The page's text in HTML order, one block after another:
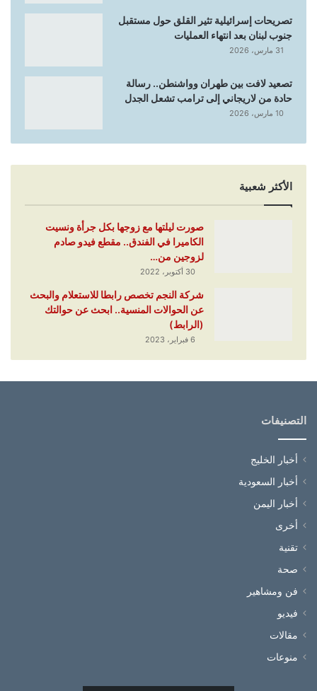
تصريحات إسرائيلية تثير القلق حول مستقبل
جنوب لبنان بعد انتهاء العمليات
31 مارس، 2026
تصعيد لافت بين طهران وواشنطن.. رسالة
حادة من لاريجاني إلى ترامب تشعل الجدل
10 مارس، 2026
الأكثر شعبية
صورت ليلتها مع زوجها بكل جرأة ونسيت
الكاميرا في الفندق.. مقطع فيدو صادم
لزوجين من…
30 أكتوبر، 2022
شركة النجم تخصص رابطا للاستعلام والبحث
عن الحوالات المنسية.. ابحث عن حوالتك
(الرابط)
6 فبراير، 2023
التصنيفات
أخبار الخليج
أخبار السعودية
أخبار اليمن
أخرى
تقنية
صحة
فن ومشاهير
فيديو
مقالات
منوعات